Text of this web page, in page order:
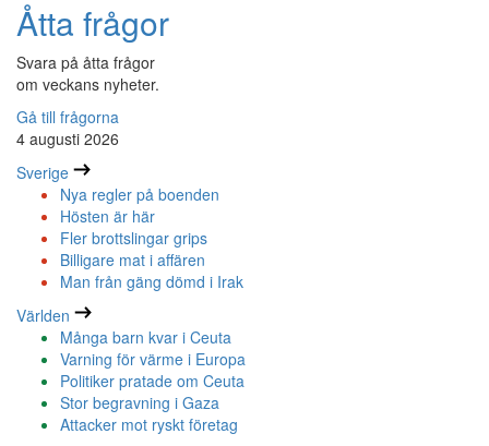
Åtta frågor
Svara på åtta frågor
om veckans nyheter.
Gå till frågorna
4 augusti 2026
Sverige
Nya regler på boenden
Hösten är här
Fler brottslingar grips
Billigare mat i affären
Man från gäng dömd i Irak
Världen
Många barn kvar i Ceuta
Varning för värme i Europa
Politiker pratade om Ceuta
Stor begravning i Gaza
Attacker mot ryskt företag